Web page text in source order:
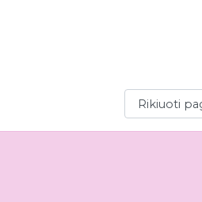
Rikiuoti pagal